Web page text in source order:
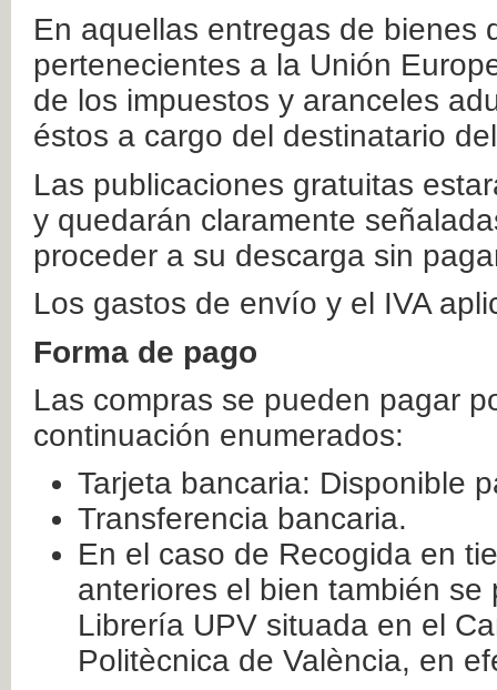
En aquellas entregas de bienes
pertenecientes a la Unión
de los impuestos y aranceles
éstos a cargo del destinatario
Las publicaciones gratuitas
y quedarán claramente
proceder a su descarga sin
Los gastos de envío y el IVA
Forma de pago
Las compras se pueden pagar
continuación enumerados:
Tarjeta bancaria: Disponible
Transferencia bancaria.
En el caso de Recogida en
anteriores el bien también
Librería UPV situada en el
Politècnica de València, en